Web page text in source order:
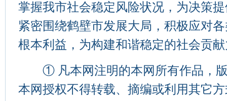
掌握我市社会稳定风险状况，为决策
紧密围绕鹤壁市发展大局，积极应对
根本利益，为构建和谐稳定的社会贡
① 凡本网注明的本网所有作品，版
本网授权不得转载、摘编或利用其它